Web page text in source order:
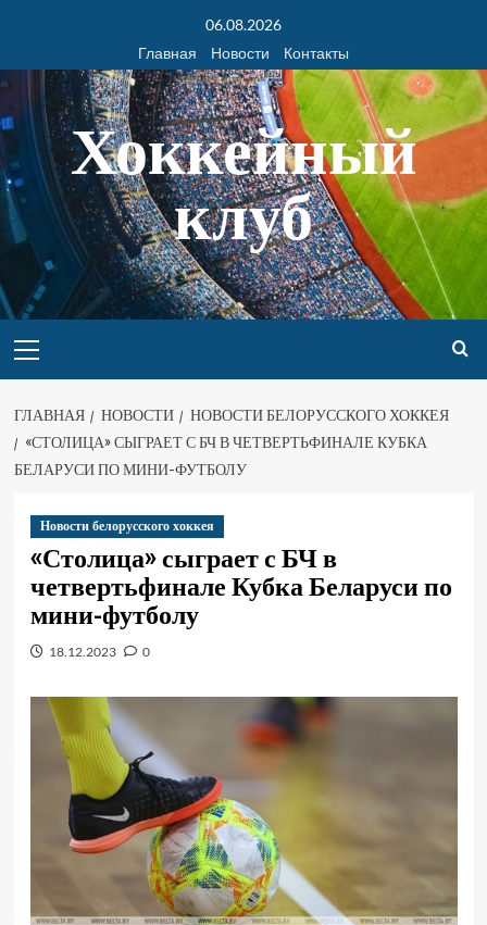
06.08.2026
Главная
Новости Контакты
Хоккейный
клуб
ГЛАВНАЯ НОВОСТИ
НОВОСТИ БЕЛОРУССКОГО ХОККЕЯ
«СТОЛИЦА» СЫГРАЕТ С БЧ В ЧЕТВЕРТЬФИНАЛЕ КУБКА
БЕЛАРУСИ ПО МИНИ-ФУТБОЛУ
Новости белорусского хоккея
«Столица» сыграет с БЧ в
четвертьфинале Кубка Беларуси по
мини-футболу
18.12.2023 0